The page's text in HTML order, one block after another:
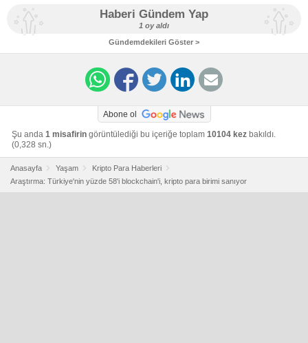
Haberi Gündem Yap
1 oy aldı
Gündemdekileri Göster >
Abone ol
Şu anda 1 misafirin görüntülediği bu içeriğe toplam 10104 kez bakıldı.
(0,328 sn.)
Anasayfa Yaşam
Kripto Para Haberleri
Araştırma: Türkiye'nin yüzde 58'i blockchain'i, kripto para birimi sanıyor